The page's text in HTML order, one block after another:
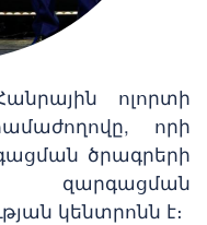
ոլորտի
որի
ծրագրերի
զարգացման
կենտրոնն է։